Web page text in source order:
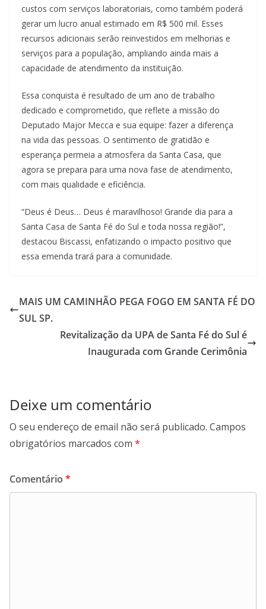
custos com serviços laboratoriais, como também poderá
gerar um lucro anual estimado em R$ 500 mil. Esses
recursos adicionais serão reinvestidos em melhorias e
serviços para a população, ampliando ainda mais a
capacidade de atendimento da instituição.
Essa conquista é resultado de um ano de trabalho
dedicado e comprometido, que reflete a missão do
Deputado Major Mecca e sua equipe: fazer a diferença
na vida das pessoas. O sentimento de gratidão e
esperança permeia a atmosfera da Santa Casa, que
agora se prepara para uma nova fase de atendimento,
com mais qualidade e eficiência.
“Deus é Deus… Deus é maravilhoso! Grande dia para a
Santa Casa de Santa Fé do Sul e toda nossa região!”,
destacou Biscassi, enfatizando o impacto positivo que
essa emenda trará para a comunidade.
MAIS UM CAMINHÃO PEGA FOGO EM SANTA FÉ DO
SUL SP.
Revitalização da UPA de Santa Fé do Sul é
Inaugurada com Grande Cerimônia
Deixe um comentário
O seu endereço de email não será publicado. Campos
obrigatórios marcados com *
Comentário *